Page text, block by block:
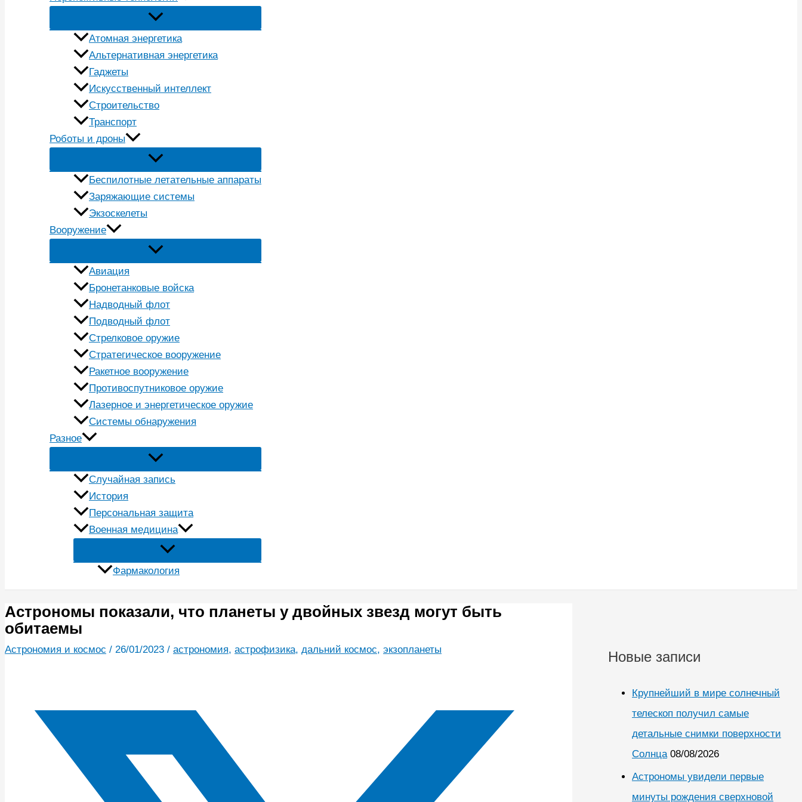
Атомная энергетика
Альтернативная энергетика
Гаджеты
Искусственный интеллект
Строительство
Транспорт
Роботы и дроны
Беспилотные летательные аппараты
Заряжающие системы
Экзоскелеты
Вооружение
Авиация
Бронетанковые войска
Надводный флот
Подводный флот
Стрелковое оружие
Стратегическое вооружение
Ракетное вооружение
Противоспутниковое оружие
Лазерное и энергетическое оружие
Системы обнаружения
Разное
Случайная запись
История
Персональная защита
Военная медицина
Фармакология
Астрономы показали, что планеты у двойных звезд могут быть
обитаемы
Астрономия и космос / 26/01/2023 / астрономия, астрофизика, дальний космос, экзопланеты Новые записи
Крупнейший в мире солнечный
телескоп получил самые
детальные снимки поверхности
Солнца 08/08/2026
Астрономы увидели первые
минуты рождения сверхновой